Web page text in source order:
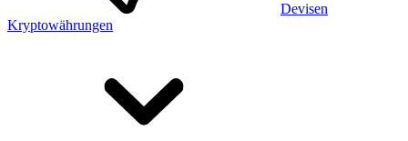
Devisen
Kryptowährungen